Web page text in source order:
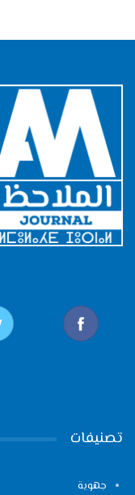
تصنيفات
جهوية